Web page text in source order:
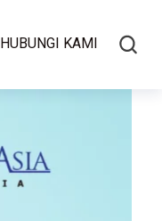
HUBUNGI KAMI